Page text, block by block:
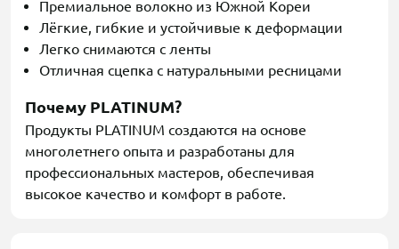
Премиальное волокно из Южной Кореи
Лёгкие, гибкие и устойчивые к деформации
Легко снимаются с ленты
Отличная сцепка с натуральными ресницами
Почему PLATINUM?
Продукты PLATINUM создаются на основе
многолетнего опыта и разработаны для
профессиональных мастеров, обеспечивая
высокое качество и комфорт в работе.